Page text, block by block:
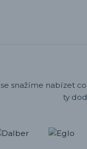
snažíme nabízet
ty